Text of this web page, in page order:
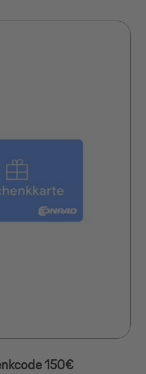
150€